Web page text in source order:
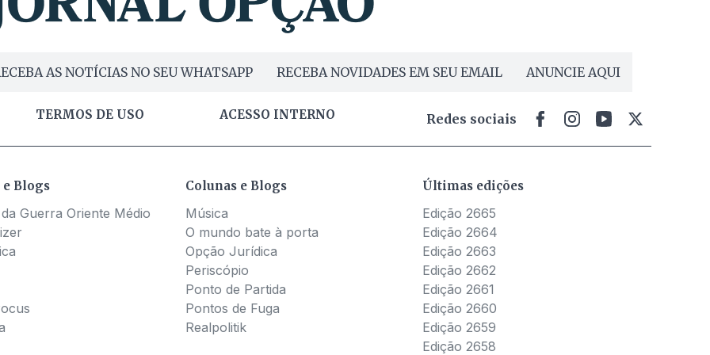
AS NOTÍCIAS NO SEU WHATSAPP RECEBA NOVIDADES EM SEU EMAIL ANUNCIE AQUI
TERMOS DE USO ACESSO INTERNO Redes sociais
e Blogs
Guerra Oriente Médio
Colunas e Blogs
Música
O mundo bate à porta
Opção Jurídica
Periscópio
Ponto de Partida
Pontos de Fuga
Realpolitik
Últimas edições
Edição 2665
Edição 2664
Edição 2663
Edição 2662
Edição 2661
Edição 2660
Edição 2659
Edição 2658